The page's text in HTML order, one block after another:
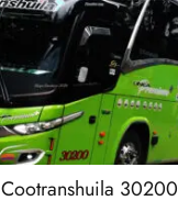
Cootranshuila 30200